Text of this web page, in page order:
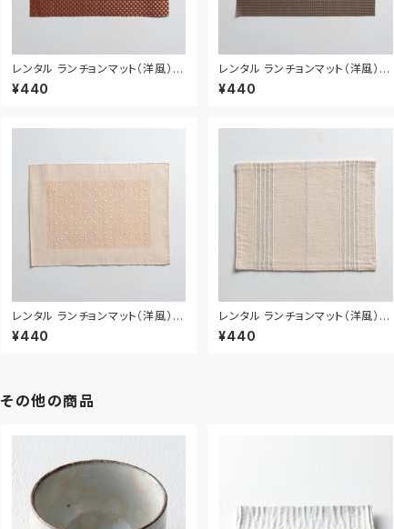
レンタル ランチョンマット（洋風） 4
3.5cm｜MAY019
¥440
レンタル ランチョンマット（洋風） 4
5.7cm｜MAY020
¥440
レンタル ランチョンマット（洋風） 4
4.5cm｜MAY009
¥440
レンタル ランチョンマット（洋風） 3
2cm｜MAY010
¥440
その他の商品